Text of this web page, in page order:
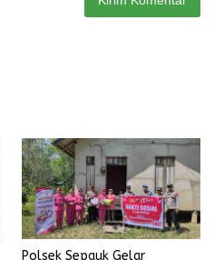
Polsek Sepauk Gelar